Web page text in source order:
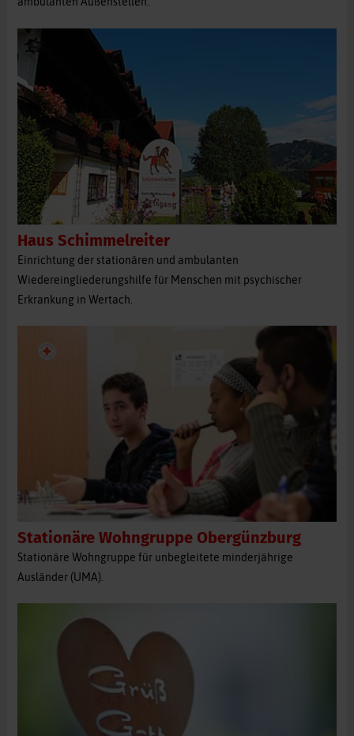
Haus Schimmelreiter
Einrichtung der stationären und ambulanten
Wiedereingliederungshilfe für Menschen mit psychischer
Erkrankung in Wertach.
Stationäre Wohngruppe Obergünzburg
Stationäre Wohngruppe für unbegleitete minderjährige
Ausländer (UMA).